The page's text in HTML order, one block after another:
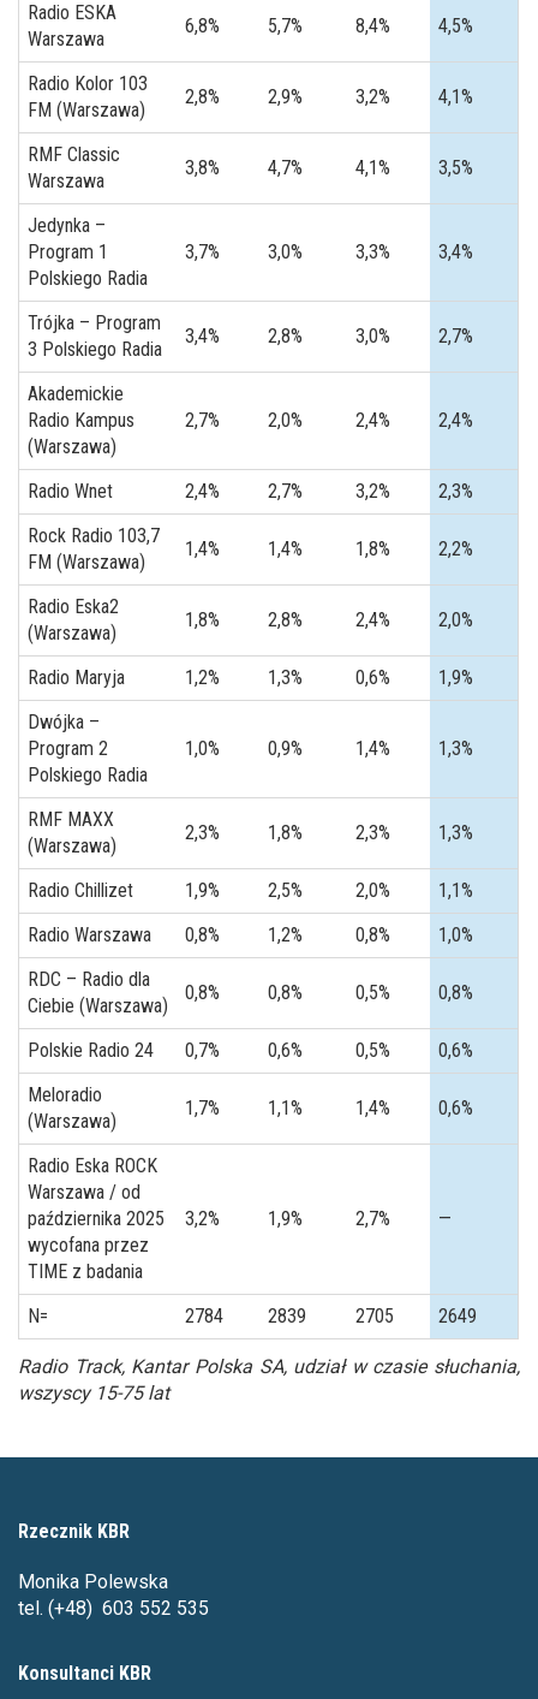
Radio ESKA
Warszawa
6,8% 5,7% 8,4% 4,5%
Radio Kolor 103
FM (Warszawa)
2,8% 2,9% 3,2% 4,1%
RMF Classic
Warszawa
3,8% 4,7% 4,1% 3,5%
Jedynka –
Program 1
Polskiego Radia
3,7% 3,0% 3,3% 3,4%
Trójka – Program
3 Polskiego Radia
3,4% 2,8% 3,0% 2,7%
Akademickie
Radio Kampus
(Warszawa)
2,7% 2,0% 2,4% 2,4%
Radio Wnet 2,4% 2,7% 3,2%
2,3%
Rock Radio 103,7
FM (Warszawa)
1,4% 1,4% 1,8% 2,2%
Radio Eska2
(Warszawa)
1,8% 2,8% 2,4% 2,0%
Radio Maryja 1,2% 1,3% 0,6%
1,9%
Dwójka –
Program 2
Polskiego Radia
1,0% 0,9% 1,4% 1,3%
RMF MAXX
(Warszawa)
2,3% 1,8% 2,3% 1,3%
Radio Chillizet 1,9% 2,5% 2,0%
1,1%
Radio Warszawa
0,8% 1,2% 0,8%
1,0%
RDC – Radio dla
Ciebie (Warszawa)
0,8% 0,8% 0,5% 0,8%
Polskie Radio 24 0,7% 0,6% 0,5%
0,6%
Meloradio
(Warszawa)
1,7% 1,1% 1,4% 0,6%
Radio Eska ROCK
Warszawa / od
października 2025
wycofana przez
TIME z badania
3,2% 1,9% 2,7% —
N= 2784 2839 2705 2649
Radio Track, Kantar Polska SA, udział w czasie słuchania,
wszyscy 15-75 lat
Rzecznik KBR
Monika Polewska
tel. (+48) 603 552 535
Konsultanci KBR